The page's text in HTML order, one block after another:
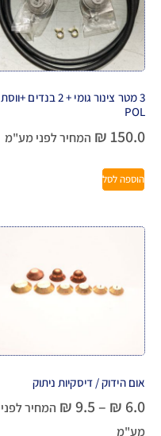
3 מטר צינור גומי + 2 בנדים +ווסת
POL
₪ 150.0 המחיר לפני מע"מ
הוספה לסל
אום הידוק / דיסקיות ניתוק
₪ 6.0
–
₪9.5
המחיר לפני
מע"מ